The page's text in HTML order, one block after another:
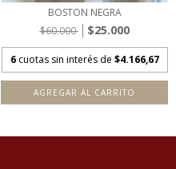
BOSTON NEGRA
$60.000
$25.000
6 cuotas sin interés de $4.166,67
AGREGAR AL CARRITO